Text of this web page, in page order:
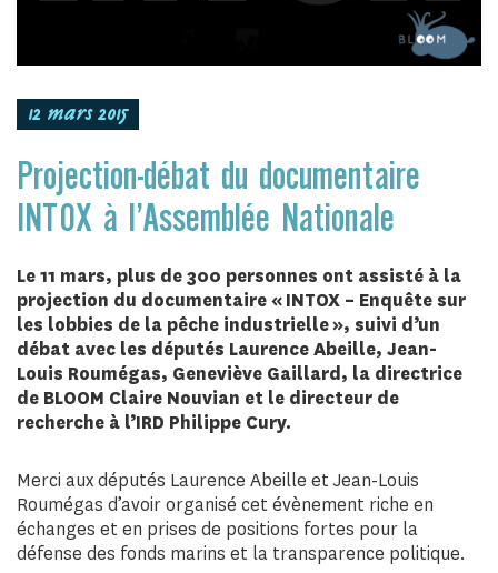
12 mars 2015
Projection-débat du documentaire
INTOX à l’Assemblée Nationale
Le 11 mars, plus de 300 personnes ont assisté à la
projection du documentaire « INTOX – Enquête sur
les lobbies de la pêche industrielle », suivi d’un
débat avec les députés Laurence Abeille, Jean-
Louis Roumégas, Geneviève Gaillard, la directrice
de BLOOM Claire Nouvian et le directeur de
recherche à l’IRD Philippe Cury.
Merci aux députés Laurence Abeille et Jean-Louis
Roumégas d’avoir organisé cet évènement riche en
échanges et en prises de positions fortes pour la
défense des fonds marins et la transparence politique.